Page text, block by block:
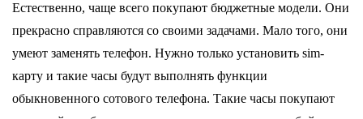
Естественно, чаще всего покупают бюджетные модели. Они
прекрасно справляются со своими задачами. Мало того, они
умеют заменять телефон. Нужно только установить sim-
карту и такие часы будут выполнять функции
обыкновенного сотового телефона. Такие часы покупают